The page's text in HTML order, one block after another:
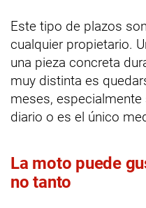
Este tipo de plazos
cualquier propietario.
una pieza concreta
muy distinta es
meses,
diario o es el único
La moto puede
no tanto